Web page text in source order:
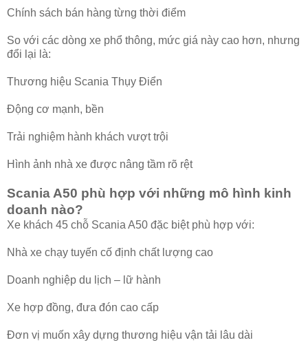
Chính sách bán hàng từng thời điểm
So với các dòng xe phổ thông, mức giá này cao hơn, nhưng
đổi lại là:
Thương hiệu Scania Thụy Điển
Động cơ mạnh, bền
Trải nghiệm hành khách vượt trội
Hình ảnh nhà xe được nâng tầm rõ rệt
Scania A50 phù hợp với những mô hình kinh
doanh nào?
Xe khách 45 chỗ Scania A50 đặc biệt phù hợp với:
Nhà xe chạy tuyến cố định chất lượng cao
Doanh nghiệp du lịch – lữ hành
Xe hợp đồng, đưa đón cao cấp
Đơn vị muốn xây dựng thương hiệu vận tải lâu dài